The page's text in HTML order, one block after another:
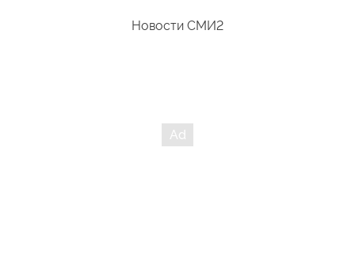
Новости СМИ2